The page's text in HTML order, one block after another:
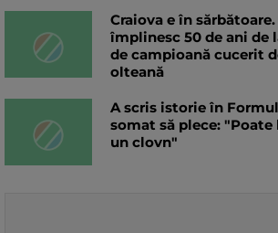
Craiova e în sărbătoare.
împlinesc 50 de ani
de campioană cucerit
olteană
A scris istorie în
somat să plece: "Poate
un clovn"